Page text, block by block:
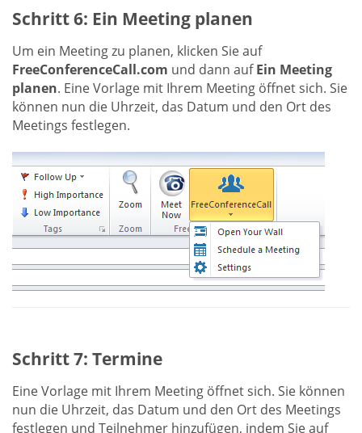
Schritt 6: Ein Meeting planen
Um ein Meeting zu planen, klicken Sie auf
FreeConferenceCall.com und dann aufEin Meeting
planen. Eine Vorlage mit Ihrem Meeting öffnet sich. Sie
können nun die Uhrzeit, das Datum und den Ort des
Meetings festlegen.
Schritt 7: Termine
Eine Vorlage mit Ihrem Meeting öffnet sich. Sie können
nun die Uhrzeit, das Datum und den Ort des Meetings
festlegen und Teilnehmer hinzufügen, indem Sie auf